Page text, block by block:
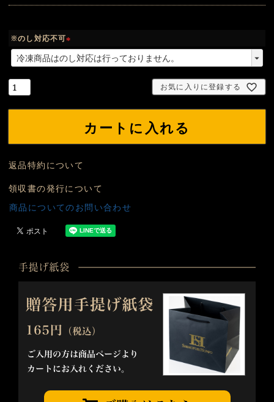
須
※のし対応不可
(
必
お気に入りに登録する
カートに入れる
返品特約について
領収書の発行について
商品についてのお問い合わせ